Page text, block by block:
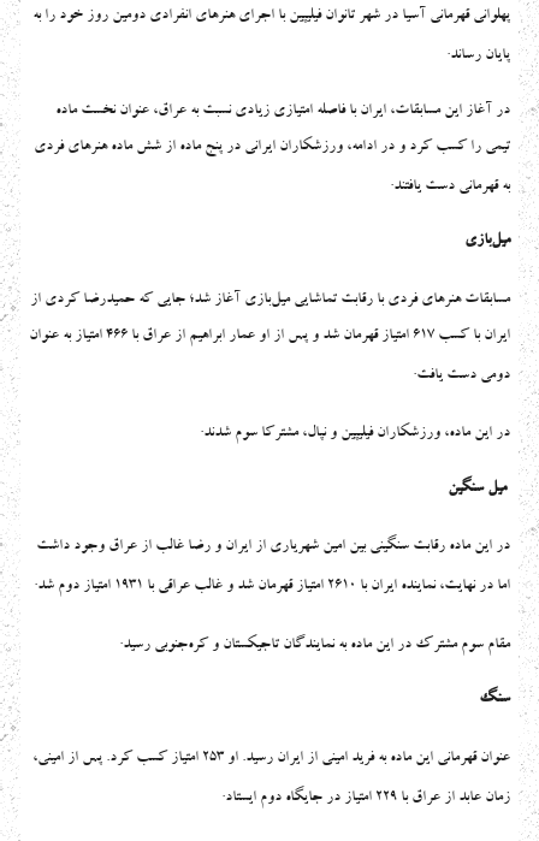
پهلوانی قهرمانی آسیا در شهر تانوان فیلیپین با اجرای هنرهای انفرادی دومین روز خود را به
پایان رساند.
در آغاز این مسابقات، ایران با فاصله امتیازی زیادی نسبت به عراق، عنوان نخست ماده
تیمی را کسب کرد و در ادامه، ورزشکاران ایرانی در پنج ماده از شش ماده هنرهای فردی
به قهرمانی دست یافتند.
میل‌بازی
مسابقات هنرهای فردی با رقابت تماشایی میل‌بازی آغاز شد؛ جایی که حمیدرضا کردی از
ایران با کسب ۶۱۷ امتیاز قهرمان شد و پس از او عمار ابراهیم از عراق با ۴۶۶ امتیاز به عنوان
دومی دست یافت.
در این ماده، ورزشکاران فیلیپین و نپال، مشترکا سوم شدند.
میل سنگین
در این ماده رقابت سنگینی بین امین شهریاری از ایران و رضا غالب از عراق وجود داشت
اما در نهایت، نماینده ایران با ۲۶۱۰ امتیاز قهرمان شد و غالب عراقی با ۱۹۳۱ امتیاز دوم شد .
مقام سوم مشترک در این ماده به نمایندگان تاجیکستان و کره‌جنوبی رسید.
سنگ
عنوان قهرمانی این ماده به فرید امینی از ایران رسید. او ۲۵۳ امتیاز کسب کرد. پس از امینی،
زمان عابد از عراق با ۲۲۹ امتیاز در جایگاه دوم ایستاد .